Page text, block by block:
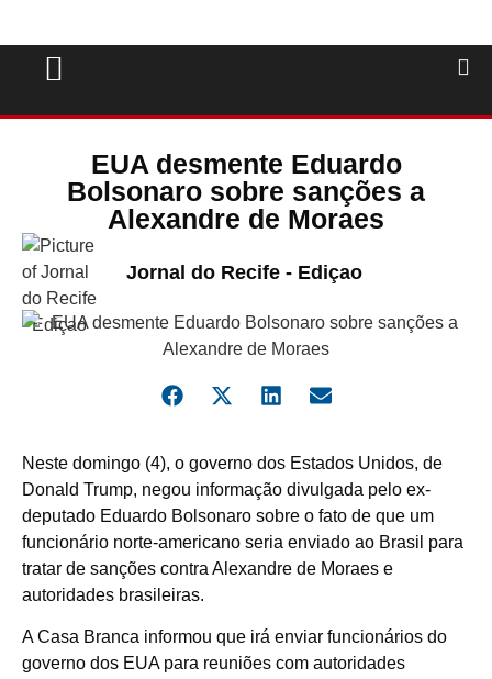
EUA desmente Eduardo
Bolsonaro sobre sanções a
Alexandre de Moraes
Jornal do Recife - Ediçao
Neste domingo (4), o governo dos Estados Unidos, de
Donald Trump, negou informação divulgada pelo ex-
deputado Eduardo Bolsonaro sobre o fato de que um
funcionário norte-americano seria enviado ao Brasil para
tratar de sanções contra Alexandre de Moraes e
autoridades brasileiras.
A Casa Branca informou que irá enviar funcionários do
governo dos EUA para reuniões com autoridades